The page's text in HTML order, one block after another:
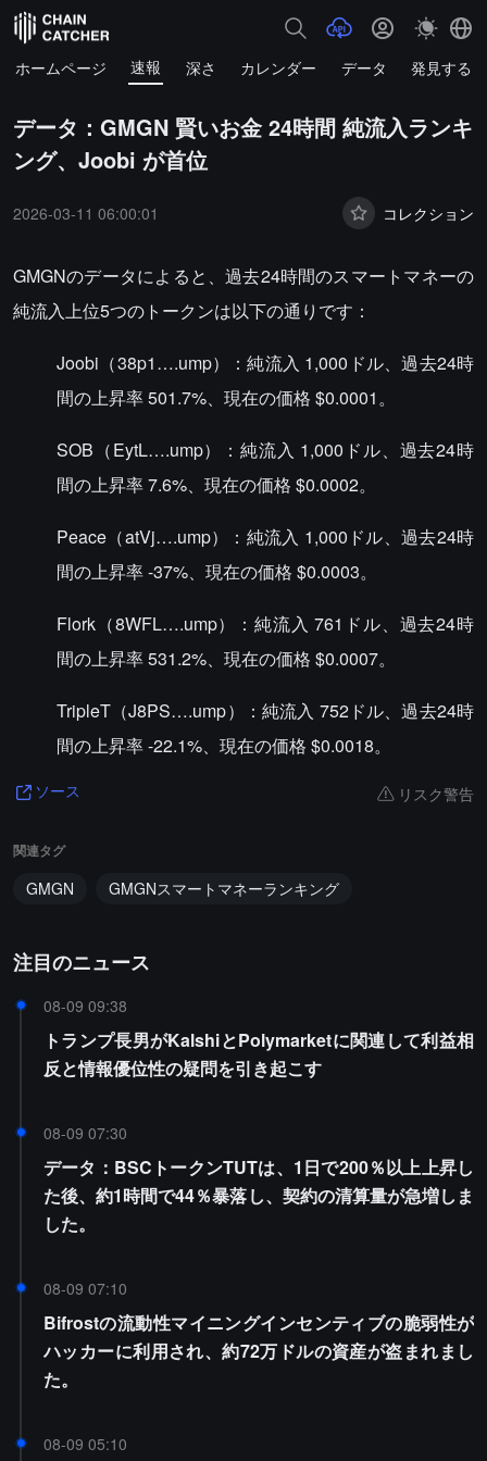
ホームページ 速報 深さ カレンダー データ 発見する
データ：GMGN 賢いお金 24時間 純流入ランキ
ング、Joobi が首位
2026-03-11 06:00:01 コレクション
GMGNのデータによると、過去24時間のスマートマネーの
純流入上位5つのトークンは以下の通りです：
Joobi（38p1….ump）：純流入 1,000ドル、過去24時
間の上昇率 501.7%、現在の価格 $0.0001。
SOB（EytL….ump）：純流入 1,000ドル、過去24時
間の上昇率 7.6%、現在の価格 $0.0002。
Peace（atVj….ump）：純流入 1,000ドル、過去24時
間の上昇率 -37%、現在の価格 $0.0003。
Flork（8WFL….ump）：純流入 761ドル、過去24時
間の上昇率 531.2%、現在の価格 $0.0007。
TripleT（J8PS….ump）：純流入 752ドル、過去24時
間の上昇率 -22.1%、現在の価格 $0.0018。
ソース リスク警告
関連タグ
GMGN GMGNスマートマネーランキング
注目のニュース
08-09 09:38
トランプ長男がKalshiとPolymarketに関連して利益相
反と情報優位性の疑問を引き起こす
08-09 07:30
データ：BSCトークンTUTは、1日で200％以上上昇し
た後、約1時間で44％暴落し、契約の清算量が急増しま
した。
08-09 07:10
Bifrostの流動性マイニングインセンティブの脆弱性が
ハッカーに利用され、約72万ドルの資産が盗まれまし
た。
08-09 05:10